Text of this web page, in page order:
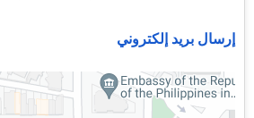
إرسال بريد إلكتروني